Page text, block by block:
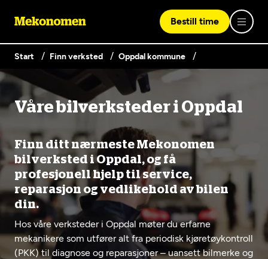
Våre tjenester
Bilservice
EU-kontroll - Vanlig bil (opptil 3,5t)
Hvorfor Mekonomen
Bilkonto
Elbilverksted
Biltips og råd
Bestill time
Lag en brukerkonto
Er du ikke Mekonomen-kunde ennå? Opprett en konto
ved å klikke på knappen nedenfor.
Logg inn med Vipps
Vipps på denne enhet
Start Finn verksted Oppdal kommune
Våre bilverksteder i Oppdal
Finn ditt nærmeste Mekonomen
bilverksted i Oppdal, og få
profesjonell hjelp til service,
reparasjon og vedlikehold av bilen
din.
Hos våre verksteder i Oppdal møter du erfarne
mekanikere som utfører alt fra periodisk kjøretøykontroll
(PKK) til diagnose og reparasjoner – uansett bilmerke og